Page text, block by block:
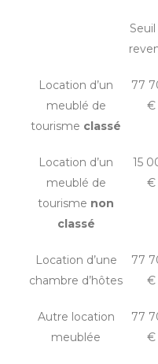
Location d’un
meublé de
tourisme classé
77
€
Location d’un
meublé de
tourisme non
classé
15
€
Location d’une
chambre d’hôtes
77
€
Autre location
meublée
77
€